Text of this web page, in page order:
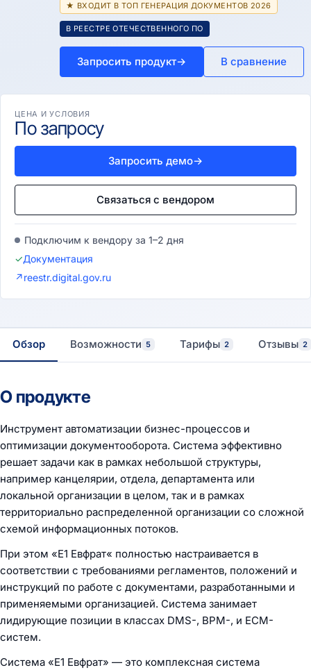
★ ВХОДИТ В ТОП ГЕНЕРАЦИЯ ДОКУМЕНТОВ 2026
В РЕЕСТРЕ ОТЕЧЕСТВЕННОГО ПО
Запросить продукт→ В сравнение
ЦЕНА И УСЛОВИЯ
По запросу
Запросить демо→
Связаться с вендором
Подключим к вендору за 1–2 дня
✓Документация
↗reestr.digital.gov.ru
Обзор Возможности 5 Тарифы 2 Отзывы 2
О продукте
Инструмент автоматизации бизнес-процессов и
оптимизации документооборота. Система эффективно
решает задачи как в рамках небольшой структуры,
например канцелярии, отдела, департамента или
локальной организации в целом, так и в рамках
территориально распределенной организации со сложной
схемой информационных потоков.
При этом «Е1 Евфрат« полностью настраивается в
соответствии с требованиями регламентов, положений и
инструкций по работе с документами, разработанными и
применяемыми организацией. Система занимает
лидирующие позиции в классах DMS-, BPM-, и ECM-
систем.
Система «Е1 Евфрат» — это комплексная система